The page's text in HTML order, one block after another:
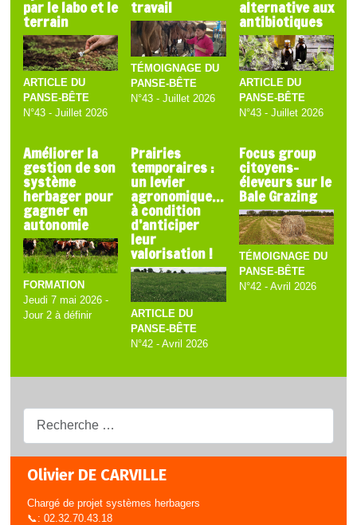
Recherche...
Olivier DE CARVILLE
Chargé de projet systèmes herbagers
📞: 02.32.70.43.18
par le labo et le
terrain
ARTICLE DU
PANSE-BÊTE
N°43 - Juillet 2026
travail
TÉMOIGNAGE DU
PANSE-BÊTE
N°43 - Juillet 2026
alternative aux
antibiotiques
ARTICLE DU
PANSE-BÊTE
N°43 - Juillet 2026
Améliorer la
gestion de son
système
herbager pour
gagner en
autonomie
FORMATION
Jeudi 7 mai 2026 -
Jour 2 à définir
Prairies
temporaires :
un levier
agronomique…
à condition
d’anticiper
leur
valorisation !
ARTICLE DU
PANSE-BÊTE
N°42 - Avril 2026
Focus group
citoyens-
éleveurs sur le
Bale Grazing
TÉMOIGNAGE DU
PANSE-BÊTE
N°42 - Avril 2026